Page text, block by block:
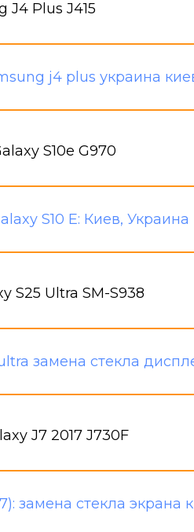
J4 Plus J415
S10e G970
S25 Ultra SM-S938
J7 2017 J730F